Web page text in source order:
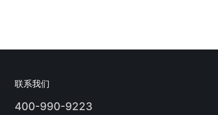
联系我们
400-990-9223